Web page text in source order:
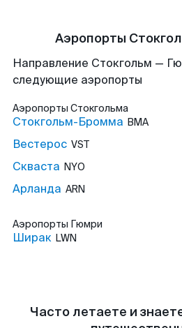
Аэропорты
Направление Стокгольм —
следующие аэропорты
Аэропорты Стокгольма
Стокгольм-Бромма BMA
Вестерос VST
Скваста NYO
Арланда ARN
Аэропорты Гюмри
Ширак LWN
Часто летаете и